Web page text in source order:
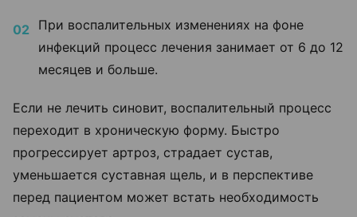
При воспалительных изменениях на фоне
инфекций процесс лечения занимает от 6 до 12
месяцев и больше.
Если не лечить синовит, воспалительный процесс
переходит в хроническую форму. Быстро
прогрессирует артроз, страдает сустав,
уменьшается суставная щель, и в перспективе
перед пациентом может встать необходимость